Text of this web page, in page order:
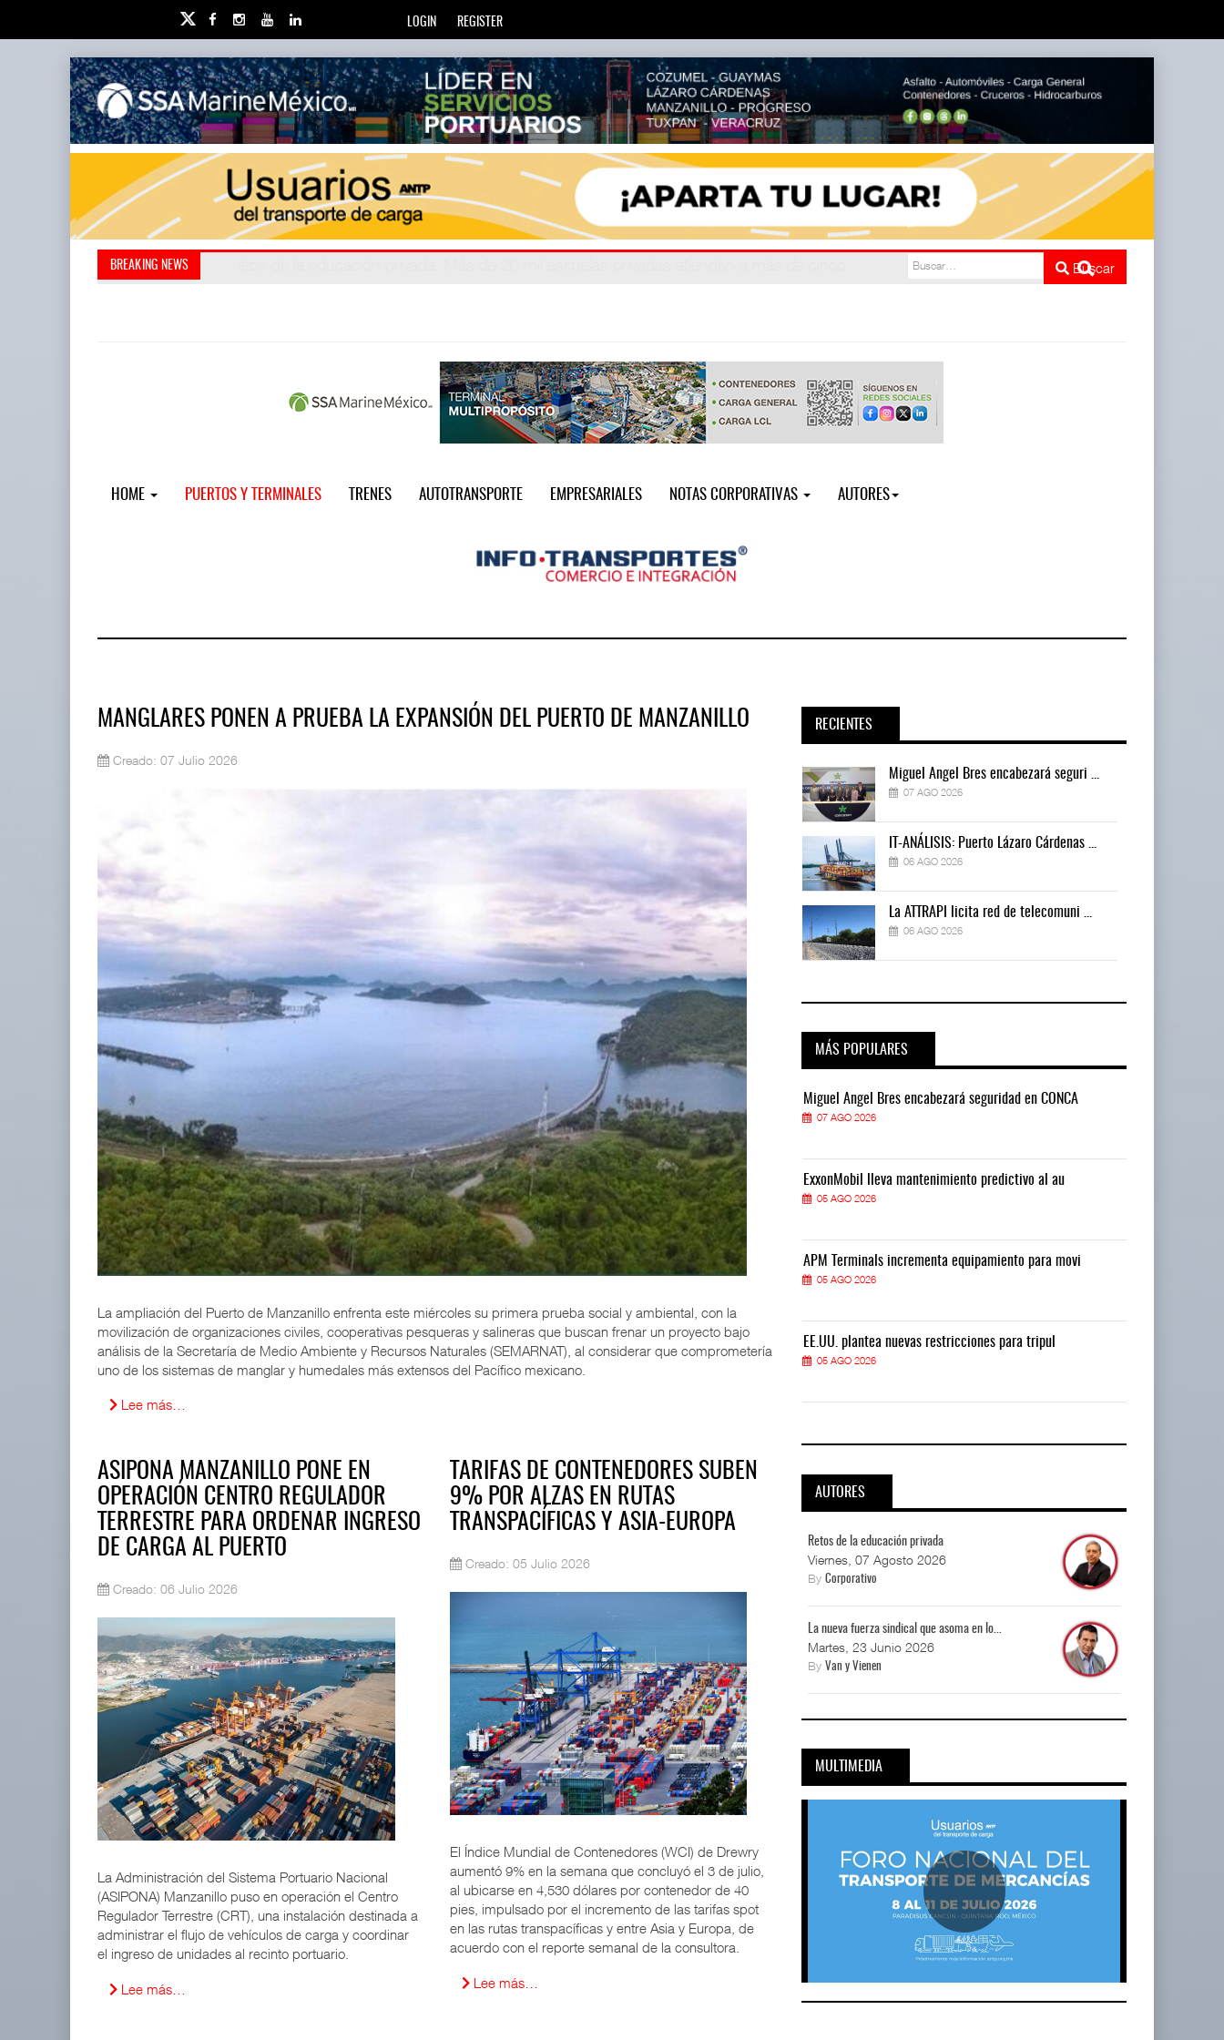
LOGIN REGISTER
BREAKING NEWS Buscar
HOME PUERTOS Y TERMINALES TRENES AUTOTRANSPORTE EMPRESARIALES NOTAS CORPORATIVAS AUTORES
MANGLARES PONEN A PRUEBA LA EXPANSIÓN DEL PUERTO DE MANZANILLO
Creado: 07 Julio 2026
La ampliación del Puerto de Manzanillo enfrenta este miércoles su primera prueba social y ambiental, con la
movilización de organizaciones civiles, cooperativas pesqueras y salineras que buscan frenar un proyecto bajo
análisis de la Secretaría de Medio Ambiente y Recursos Naturales (SEMARNAT), al considerar que comprometería
uno de los sistemas de manglar y humedales más extensos del Pacífico mexicano.
Lee más…
ASIPONA MANZANILLO PONE EN
OPERACIÓN CENTRO REGULADOR
TERRESTRE PARA ORDENAR INGRESO
DE CARGA AL PUERTO
Creado: 06 Julio 2026
La Administración del Sistema Portuario Nacional
(ASIPONA) Manzanillo puso en operación el Centro
Regulador Terrestre (CRT), una instalación destinada a
administrar el flujo de vehículos de carga y coordinar
el ingreso de unidades al recinto portuario.
Lee más…
TARIFAS DE CONTENEDORES SUBEN
9% POR ALZAS EN RUTAS
TRANSPACÍFICAS Y ASIA-EUROPA
Creado: 05 Julio 2026
El Índice Mundial de Contenedores (WCI) de Drewry
aumentó 9% en la semana que concluyó el 3 de julio,
al ubicarse en 4,530 dólares por contenedor de 40
pies, impulsado por el incremento de las tarifas spot
en las rutas transpacíficas y entre Asia y Europa, de
acuerdo con el reporte semanal de la consultora.
Lee más…
RECIENTES
La ATTRAPI licita red de telecomuni ...
07 AGO 2026
IT-ANÁLISIS: Puerto Lázaro Cárdenas ...
La ATTRAPI licita red de telecomuni ...
Miguel Ángel Bres encabezará seguri ...
07 AGO 2026
IT-ANÁLISIS: Puerto Lázaro Cárdenas ...
06 AGO 2026
La ATTRAPI licita red de telecomuni ...
06 AGO 2026
MÁS POPULARES
Miguel Ángel Bres encabezará seguridad en CONCA
07 AGO 2026
ExxonMobil lleva mantenimiento predictivo al au
05 AGO 2026
APM Terminals incrementa equipamiento para movi
05 AGO 2026
EE.UU. plantea nuevas restricciones para tripul
Miguel Ángel Bres encabezará seguridad en CONCA
ExxonMobil lleva mantenimiento predictivo al au
05 AGO 2026
APM Terminals incrementa equipamiento para movi
05 AGO 2026
EE.UU. plantea nuevas restricciones para tripul
05 AGO 2026
Miguel Ángel Bres encabezará seguridad en CONCA
07 AGO 2026
ExxonMobil lleva mantenimiento predictivo al au
05 AGO 2026
APM Terminals incrementa equipamiento para movi
05 AGO 2026
EE.UU. plantea nuevas restricciones para tripul
05 AGO 2026
AUTORES
Retos de la educación privada
Viernes, 07 Agosto 2026
ByCorporativo
La nueva fuerza sindical que asoma en lo...
Martes, 23 Junio 2026
ByVan y Vienen
MULTIMEDIA